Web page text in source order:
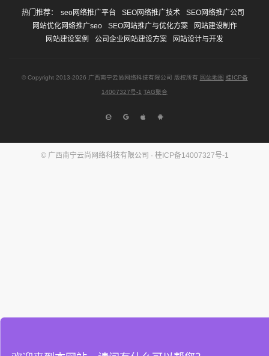
热门推荐： seo网络推广平台 SEO网络推广技术
SEO网络推广公司
网站优化网络推广seo
SEO网站推广与优化方案
网站建设制作
网站建设案例
公司企业网站建设方案 网站设计与开发
© Copyright 2013-2026 广西南宁云尚网络科技有限公司 版权所有 网站地图 桂ICP备
14007327号-1 TAG聚合
© 广西南宁云尚网络科技有限公司 · 桂ICP备14007327号-1